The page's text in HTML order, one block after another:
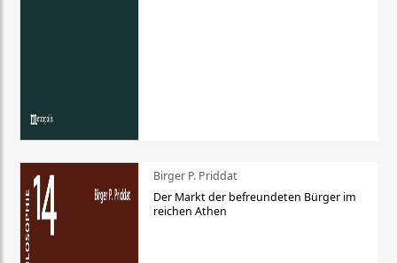
Birger P. Priddat
Der Markt der befreundeten Bürger im
reichen Athen